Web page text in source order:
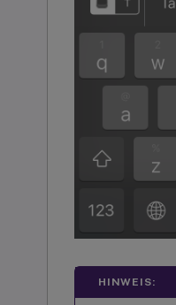
HINWEIS: